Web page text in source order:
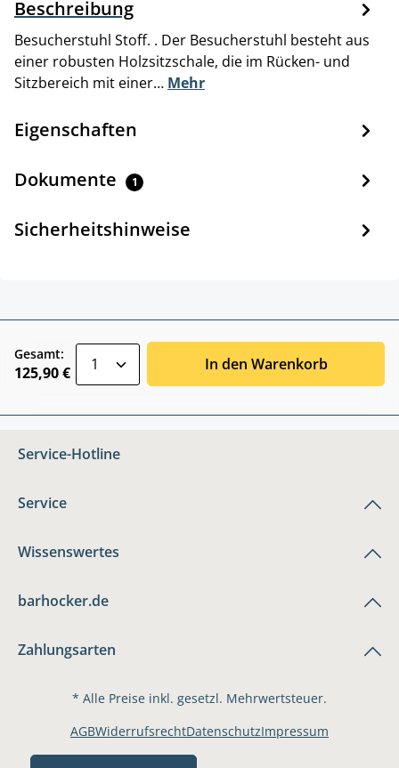
Beschreibung
Besucherstuhl Stoff. . Der Besucherstuhl besteht aus
einer robusten Holzsitzschale, die im Rücken- und
Sitzbereich mit einer… Mehr
Eigenschaften
Dokumente 1
Sicherheitshinweise
Gesamt:
125,90 € In den Warenkorb
Service-Hotline
Service
Wissenswertes
barhocker.de
Zahlungsarten
* Alle Preise inkl. gesetzl. Mehrwertsteuer.
AGBWiderrufsrechtDatenschutzImpressum